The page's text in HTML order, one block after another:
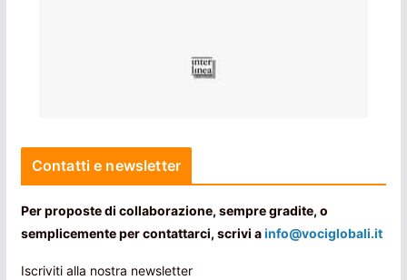
Contatti e newsletter
Per proposte di collaborazione, sempre gradite, o
semplicemente per contattarci, scrivi ainfo@vociglobali.it
Iscriviti alla nostra newsletter